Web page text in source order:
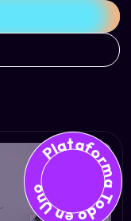
Plataforma Todo